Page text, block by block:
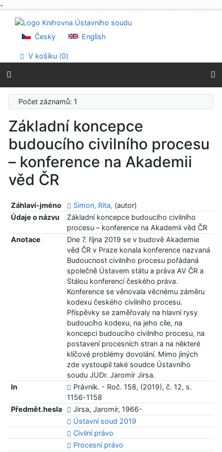
-
Přejít na menu
Prohlášení o webové přístupnosti
Česky English
V košíku (0)
Počet záznamů: 1
Základní koncepce
budoucího civilního procesu
– konference na Akademii
věd ČR
Záhlaví-jméno Simon, Rita, (autor)
Údaje o názvu
Základní koncepce budoucího civilního
procesu – konference na Akademii věd ČR
Anotace
Dne 7. října 2019 se v budově Akademie
věd ČR v Praze konala konference nazvaná
Budoucnost civilního procesu pořádaná
společně Ústavem státu a práva AV ČR a
Stálou konferencí českého práva.
Konference se věnovala věcnému záměru
kodexu českého civilního procesu.
Příspěvky se zaměřovaly na hlavní rysy
budoucího kodexu, na jeho cíle, na
koncepci budoucího civilního procesu, na
postavení procesních stran a na některé
klíčové problémy dovolání. Mimo jiných
zde vystoupil také soudce Ústavního
soudu JUDr. Jaromír Jirsa.
In
Právník. - Roč. 158, (2019), č. 12, s.
1156-1158
Předmět.hesla
Jirsa, Jaromír, 1966-
Ústavní soud 2019
Civilní právo
Procesní právo